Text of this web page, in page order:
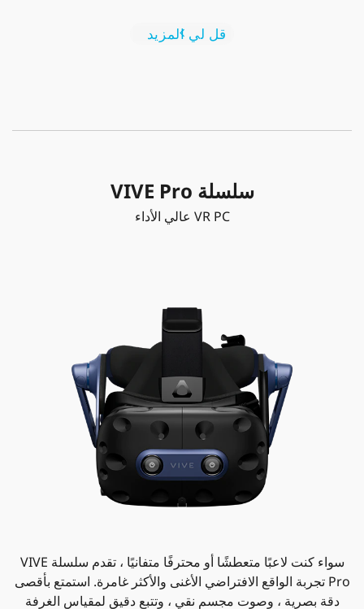
قل لي المزيد
سلسلة VIVE Pro
VR PC عالي الأداء
سواء كنت لاعبًا متعطشًا أو محترفًا متفانيًا ، تقدم سلسلة VIVE
Pro تجربة الواقع الافتراضي الأغنى والأكثر غامرة. استمتع بأقصى
دقة بصرية ، وصوت مجسم نقي ، وتتبع دقيق لمقياس الغرفة